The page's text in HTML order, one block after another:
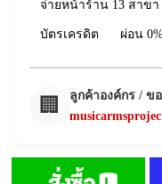
จ่ายหน้าร้าน 13 สาขา
บัตรเครดิต ผ่อน
🏢
ลูกค้าองค์กร / ข